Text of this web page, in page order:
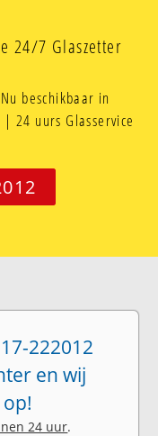
24/7 Glaszetter
beschikbaar in
24 uurs Glasservice
222012
en wij
24 uur.